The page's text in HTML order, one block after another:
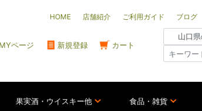
HOME 店舗紹介 ご利用ガイド ブログ
MYページ 新規登録 カート
果実酒・ウイスキー他 食品・雑貨